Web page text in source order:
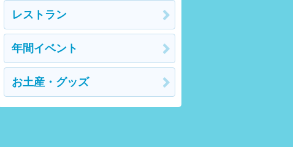
レストラン
年間イベント
お土産・グッズ